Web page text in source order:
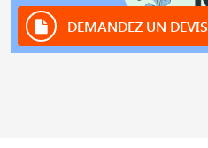
DEMANDEZ UN DEVIS